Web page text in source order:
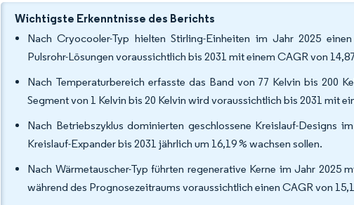
Wichtigste Erkenntnisse des Berichts
Nach Cryocooler-Typ hielten Stirling-Einheiten im Jahr 2025
Pulsrohr-Lösungen voraussichtlich bis 2031 mit einem CAGR von
Nach Temperaturbereich erfasste das Band von 77 Kelvin bis 200
Segment von 1 Kelvin bis 20 Kelvin wird voraussichtlich bis 2031 mit
Nach Betriebszyklus dominierten geschlossene Kreislauf-Designs
Kreislauf-Expander bis 2031 jährlich um 16,19 % wachsen sollen.
Nach Wärmetauscher-Typ führten regenerative Kerne im Jahr 2025
während des Prognosezeitraums voraussichtlich einen CAGR von